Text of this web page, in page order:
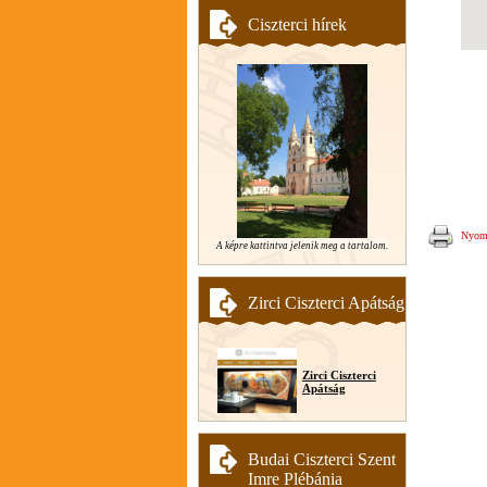
Ciszterci hírek
A képre kattintva jelenik meg a tartalom.
Zirci Ciszterci Apátság
Zirci Ciszterci
Apátság
Budai Ciszterci Szent
Imre Plébánia